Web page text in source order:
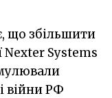
що збільшити
Systems
війни РФ